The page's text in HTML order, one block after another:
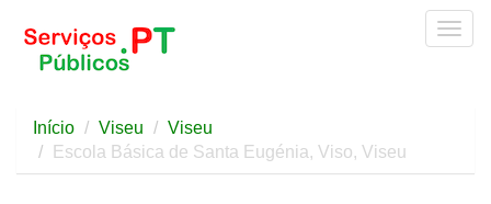
Início Viseu
Viseu
Escola Básica de Santa Eugénia, Viso, Viseu